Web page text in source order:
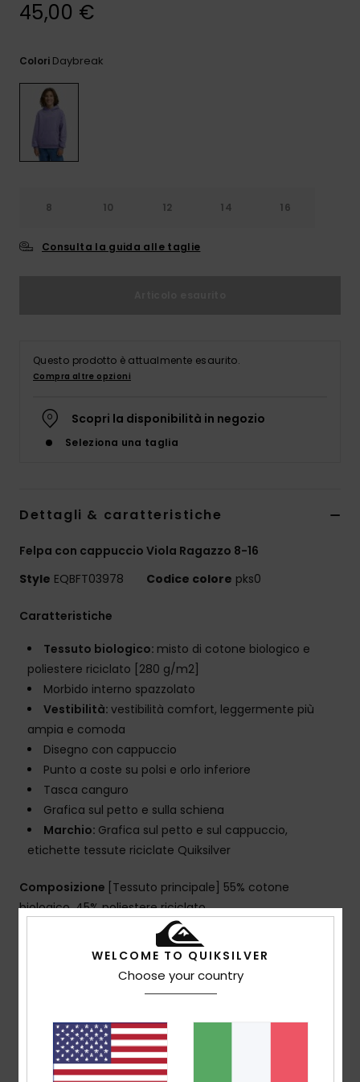
45,00 €
Colori Daybreak
8 10 12 14 16
Consulta la guida alle taglie
Questo prodotto è attualmente esaurito.
Compra altre opzioni
Scopri la disponibilità in negozio
Seleziona una taglia
Dettagli & caratteristiche
Felpa con cappuccio Viola Ragazzo 8-16
Style EQBFT03978 Codice colore pks0
Caratteristiche
Tessuto biologico: misto di cotone biologico e
poliestere riciclato [280 g/m2]
Morbido interno spazzolato
Vestibilità: vestibilità comfort, leggermente più
ampia e comoda
Disegno con cappuccio
Punto a coste su polsi e orlo inferiore
Tasca canguro
Grafica sul petto e sulla schiena
Marchio: Grafica sul petto e sul cappuccio,
etichette tessute riciclate Quiksilver
Composizione [Tessuto principale] 55% cotone
biologico, 45% poliestere riciclato
Spedizioni e Resi
Recensioni dei clienti
WELCOME TO QUIKSILVER
Choose your country